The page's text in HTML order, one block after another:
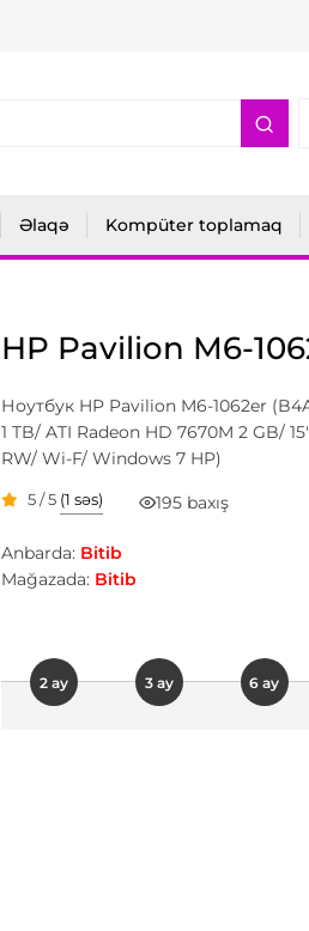
Əlaqə Kompüter toplamaq
HP Pavilion M6-
Ноутбук HP Pavilion M6-1062er
1 TB/ ATI Radeon HD 7670M 2 GB/
RW/ Wi-F/ Windows 7 HP)
5 / 5 (1 səs) 195 baxış
Anbarda: Bitib
Mağazada: Bitib
2 ay 3 ay 6 ay